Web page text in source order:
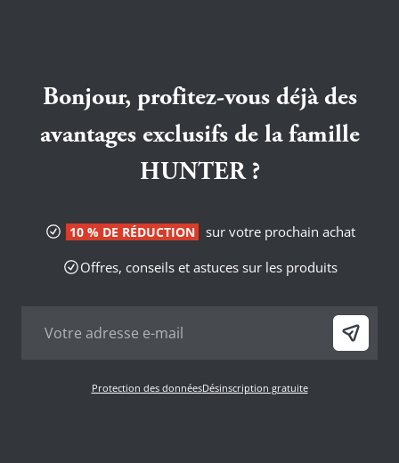
Bonjour, profitez-vous déjà des
avantages exclusifs de la famille
HUNTER ?
10 % DE RÉDUCTION
sur votre prochain achat
Offres, conseils et astuces sur les produits
Protection des donnéesDésinscription gratuite